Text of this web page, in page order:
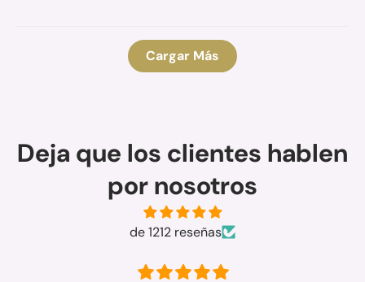
Cargar Más
Deja que los clientes hablen
por nosotros
de 1212 reseñas